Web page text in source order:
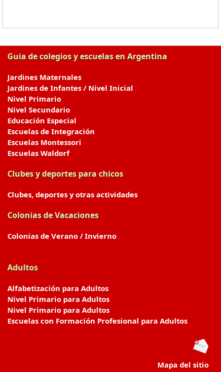
Guia de colegios y escuelas en Argentina
Jardines Maternales
Jardines de Infantes / Nivel Inicial
Nivel Primario
Nivel Secundario
Educación Especial
Escuelas de Integración
Escuelas Montessori
Escuelas Waldorf
Clubes y deportes para chicos
Clubes, deportes y otras actividades
Colonias de Vacaciones
Colonias de Verano / Invierno
Adultos
Alfabetización para Adultos
Nivel Primario para Adultos
Nivel Primario para Adultos
Escuelas con Formación Profesional para Adultos
Mapa del sitio